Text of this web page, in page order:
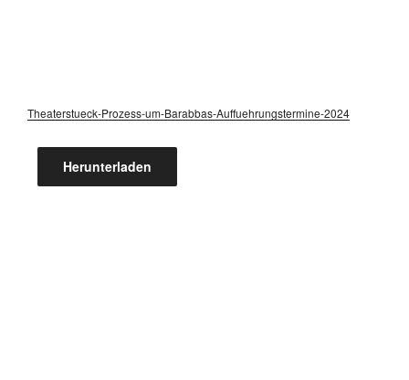
Theaterstueck-Prozess-um-Barabbas-Auffuehrungstermine-2024
Herunterladen